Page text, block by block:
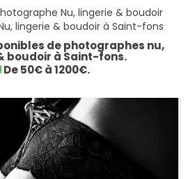
Nu, lingerie & boudoir
lingerie & boudoir à Saint-fons
de photographes nu,
boudoir à Saint-fons.
De 50€ à 1200€.